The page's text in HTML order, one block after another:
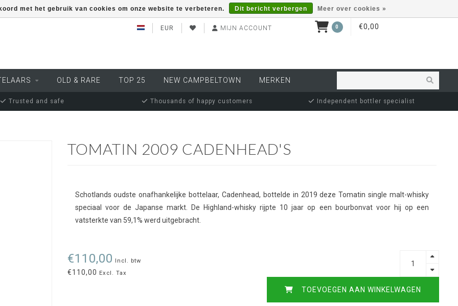
EUR MIJN ACCOUNT 0 €0,00
OLD & RARE TOP 25 NEW CAMPBELTOWN MERKEN
Trusted and safe Thousands of happy customers Independent bottler specialist
TOMATIN 2009 CADENHEAD'S
Schotlands oudste onafhankelijke bottelaar, Cadenhead, bottelde in 2019 deze Tomatin single malt-whisky
speciaal voor de Japanse markt. De Highland-whisky rijpte 10 jaar op een bourbonvat voor hij op een
vatsterkte van 59,1% werd uitgebracht.
€110,00 Incl. btw
€110,00 Excl. Tax
TOEVOEGEN AAN WINKELWAGEN
met het gebruik van cookies om onze website te verbeteren. Dit bericht verbergen Meer over cookies »